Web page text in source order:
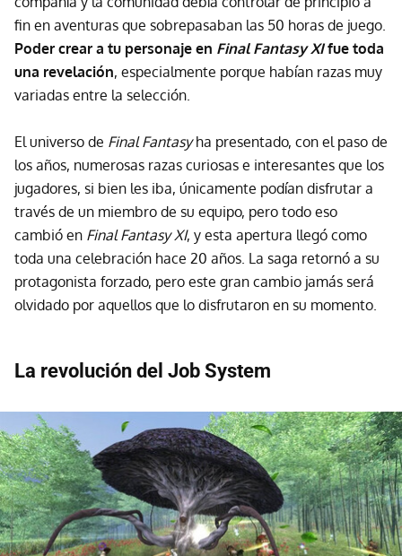
fin en aventuras que sobrepasaban las 50 horas de juego.
Poder crear a tu personaje en Final Fantasy XIfue toda
una revelación, especialmente porque habían razas muy
variadas entre la selección.
El universo de Final Fantasyha presentado, con el paso de
los años, numerosas razas curiosas e interesantes que los
jugadores, si bien les iba, únicamente podían disfrutar a
través de un miembro de su equipo, pero todo eso
cambió en Final Fantasy XI, y esta apertura llegó como
toda una celebración hace 20 años. La saga retornó a su
protagonista forzado, pero este gran cambio jamás será
olvidado por aquellos que lo disfrutaron en su momento.
La revolución del Job System